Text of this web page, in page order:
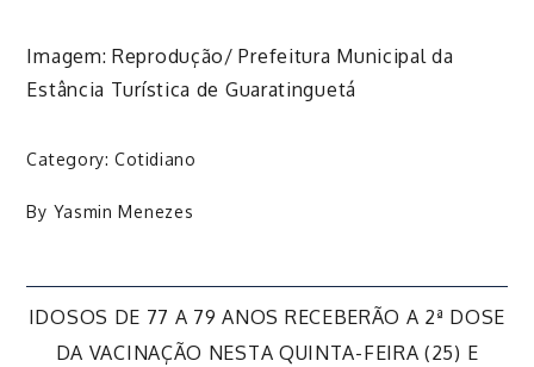
Imagem: Reprodução/ Prefeitura Municipal da
Estância Turística de Guaratinguetá
Category:Cotidiano
By Yasmin Menezes
Navegação
IDOSOS DE 77 A 79 ANOS RECEBERÃO A 2ª DOSE
DA VACINAÇÃO NESTA QUINTA-FEIRA (25) E